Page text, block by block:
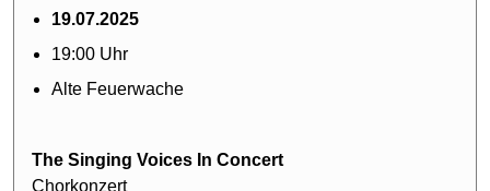
19.07.2025
19:00 Uhr
Alte Feuerwache
The Singing Voices In Concert
Chorkonzert